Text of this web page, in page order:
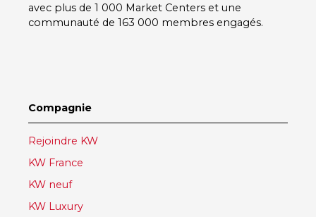
avec plus de 1 000 Market Centers et une
communauté de 163 000 membres engagés.
Compagnie
Rejoindre KW
KW France
KW neuf
KW Luxury